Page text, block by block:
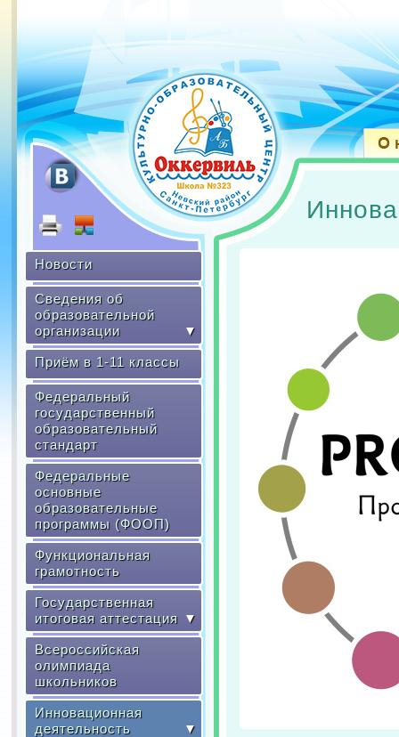
Новости
Сведения об
образовательной
организации
▼
Приём в 1-11 классы
Федеральный
государственный
образовательный
стандарт
Федеральные
основные
образовательные
программы (ФООП)
Функциональная
грамотность
Государственная
итоговая аттестация ▼
Всероссийская
олимпиада
школьников
Инновационная
деятельность
▼